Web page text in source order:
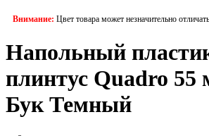
Внимание: Цвет товара может незначительно
Напольный
плинтус Quadro 55
Бук Темный